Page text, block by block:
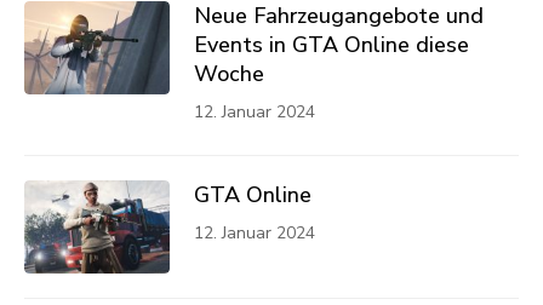
Neue Fahrzeugangebote und
Events in GTA Online diese
Woche
12. Januar 2024
GTA Online
12. Januar 2024